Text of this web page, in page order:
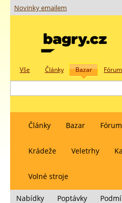
Novinky emailem
Vše Články Bazar Fórum
Články Bazar Fórum
Krádeže Veletrhy
Volné stroje
Nabídky Poptávky